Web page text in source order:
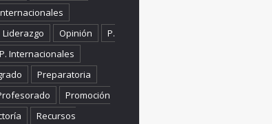
Liderazgo Opinión
P.
P. Internacionales
Preparatoria
Promoción
Recursos